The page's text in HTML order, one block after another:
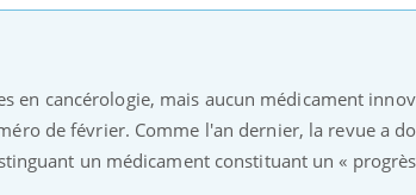
en cancérologie, mais aucun médicament
de février. Comme l'an dernier, la revue a
un médicament constituant un « progrès